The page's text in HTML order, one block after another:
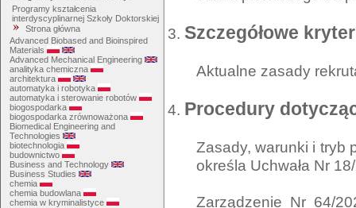
Programy kształcenia
interdyscyplinarnej Szkoły Doktorskiej
Strona główna
Advanced Biobased and Bioinspired
Materials
Advanced Mechanical Engineering
analityka chemiczna
architektura
automatyka i robotyka
automatyka i sterowanie robotów
biogospodarka
biogospodarka zrównoważona
Biomedical Engineering and
Technologies
biotechnologia
budownictwo
Business and Technology
Business Studies
chemia
chemia budowlana
chemia w kryminalistyce
Szczegółowe
Aktualne zasady
Procedury
Zasady, warunki i tryb
określa Uchwała Nr
Zarządzenie Nr 64/